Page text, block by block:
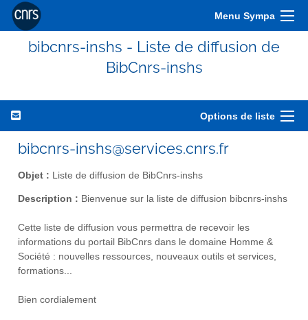
Menu Sympa
bibcnrs-inshs - Liste de diffusion de
BibCnrs-inshs
Options de liste
bibcnrs-inshs@services.cnrs.fr
Objet : Liste de diffusion de BibCnrs-inshs
Description : Bienvenue sur la liste de diffusion bibcnrs-inshs
Cette liste de diffusion vous permettra de recevoir les
informations du portail BibCnrs dans le domaine Homme &
Société : nouvelles ressources, nouveaux outils et services,
formations...
Bien cordialement